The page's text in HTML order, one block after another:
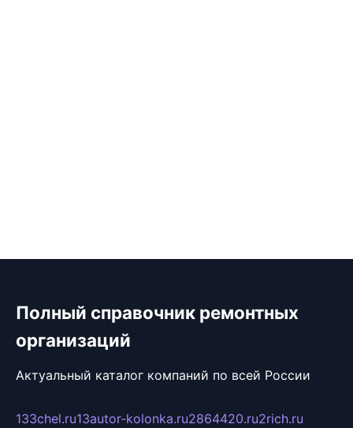
Полный справочник ремонтных
организаций
Актуальный каталог компаний по всей России
133chel.ru13autor-kolonka.ru2864420.ru2rich.ru